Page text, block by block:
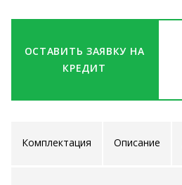
ОСТАВИТЬ ЗАЯВКУ НА
КРЕДИТ
Комплектация Описание